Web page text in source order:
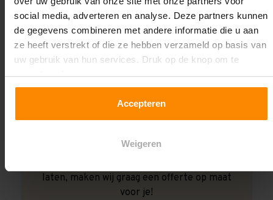
social media, adverteren en analyse. Deze partners kunnen
de gegevens combineren met andere informatie die u aan
ze heeft verstrekt of die ze hebben verzameld op basis van
uw gebruik van hun services. Druk op de knop om te
accepteren!
Accepteren
Weigeren
laten, maken wij graag een offerte op maat
voor je!